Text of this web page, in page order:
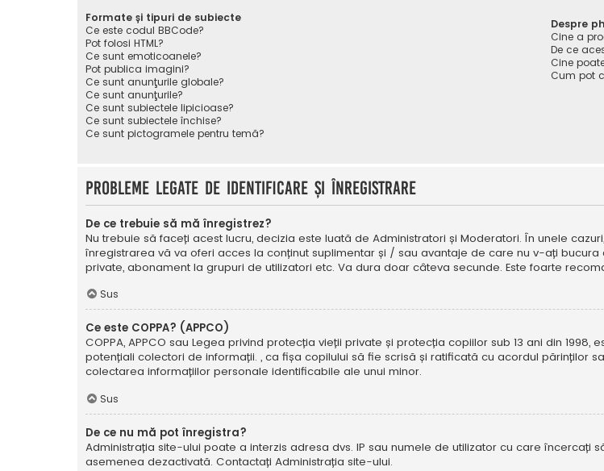
Formate și tipuri de subiecte
Ce este codul BBCode?
Pot folosi HTML?
Ce sunt emoticoanele?
Pot publica imagini?
Ce sunt anunţurile globale?
Ce sunt anunţurile?
Ce sunt subiectele lipicioase?
Ce sunt subiectele închise?
Ce sunt pictogramele pentru temă?
Despre
Cine a
De ce
Cine
Cum pot
Probleme legate de identificare și înregistrare
De ce trebuie să mă înregistrez?
Nu trebuie să faceți acest lucru, decizia este luată de Administratori și Moderatori. În unele
înregistrarea vă va oferi acces la conținut suplimentar și / sau avantaje de care nu v-ați
private, abonament la grupuri de utilizatori etc. Va dura doar câteva secunde. Este foarte
Sus
Ce este COPPA? (APPCO)
COPPA, APPCO sau Legea privind protecția vieții private și protecția copiilor sub 13 ani din
potențiali colectori de informații. , ca fișa copilului să fie scrisă și ratificată cu acordul părinților
colectarea informațiilor personale identificabile ale unui minor.
Sus
De ce nu mă pot înregistra?
Administrația site-ului poate a interzis adresa dvs. IP sau numele de utilizator cu care
asemenea dezactivată. Contactați Administrația site-ului.